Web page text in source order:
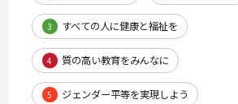
3 すべての人に健康と福祉を
4 質の高い教育をみんなに
5 ジェンダー平等を実現しよう